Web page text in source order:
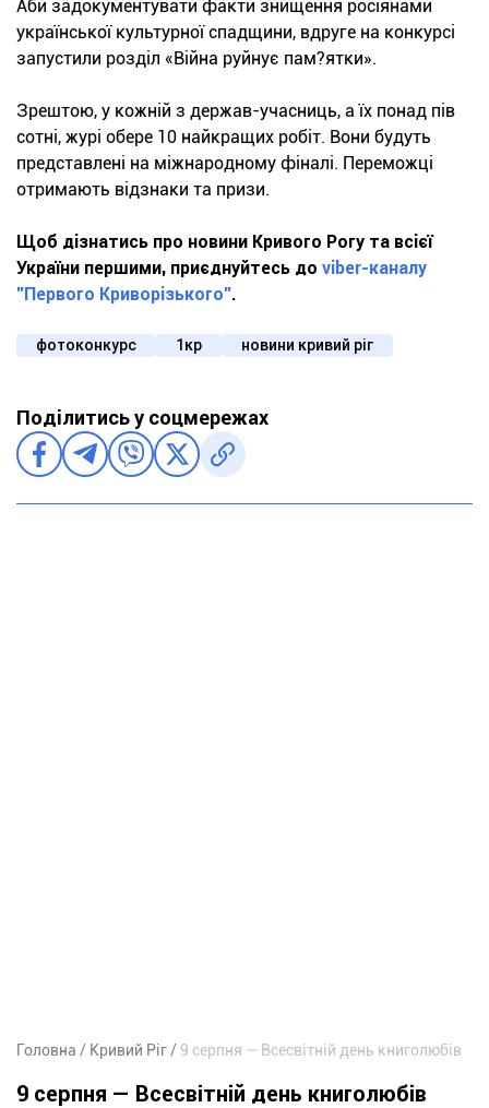
Аби задокументувати факти знищення росіянами
української культурної спадщини, вдруге на конкурсі
запустили розділ «Війна руйнує пам?ятки».
Зрештою, у кожній з держав-учасниць, а їх понад пів
сотні, журі обере 10 найкращих робіт. Вони будуть
представлені на міжнародному фіналі. Переможці
отримають відзнаки та призи.
Щоб дізнатись про новини Кривого Рогу та всієї
України першими, приєднуйтесь до viber-каналу
"Первого Криворізького".
фотоконкурс 1кр новини кривий ріг
Поділитись у соцмережах
Головна Кривий Ріг 9 серпня — Всесвітній день книголюбів
9 серпня — Всесвітній день книголюбів